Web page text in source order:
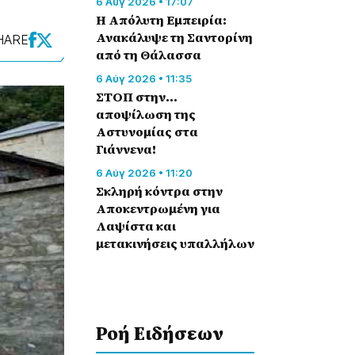
Η Απόλυτη Εμπειρία:
Ανακάλυψε τη Σαντορίνη
από τη Θάλασσα
6 Αύγ 2026 • 11:35
ΣΤΟΠ στην…
αποψίλωση της
Αστυνομίας στα
Γιάννενα!
6 Αύγ 2026 • 11:20
Σκληρή κόντρα στην
Αποκεντρωμένη για
Λαψίστα και
μετακινήσεις υπαλλήλων
Ροή Eιδήσεων